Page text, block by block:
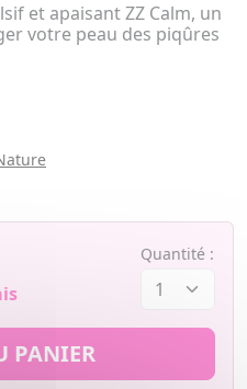
et apaisant ZZ Calm, un
votre peau des piqûres
Quantité :
PANIER